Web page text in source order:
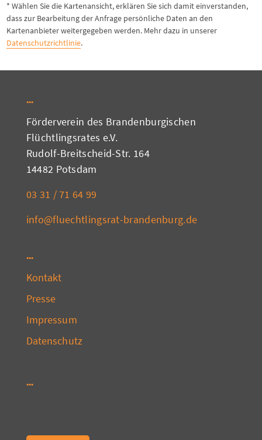
* Wählen Sie die Kartenansicht, erklären Sie sich damit einverstanden,
dass zur Bearbeitung der Anfrage persönliche Daten an den
Kartenanbieter weitergegeben werden. Mehr dazu in unserer
Datenschutzrichtlinie.
Förderverein des Brandenburgischen
Flüchtlingsrates e.V.
Rudolf-Breitscheid-Str. 164
14482 Potsdam
03 31 / 71 64 99
info@fluechtlingsrat-brandenburg.de
Kontakt
Presse
Impressum
Datenschutz